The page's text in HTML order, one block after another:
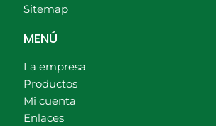
Sitemap
MENÚ
La empresa
Productos
Mi cuenta
Enlaces